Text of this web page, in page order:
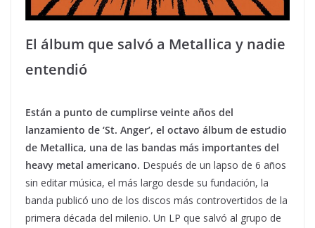
El álbum que salvó a Metallica y nadie
entendió
Están a punto de cumplirse veinte años del
lanzamiento de ‘St. Anger’, el octavo álbum de estudio
de Metallica, una de las bandas más importantes del
heavy metal americano. Después de un lapso de 6 años
sin editar música, el más largo desde su fundación, la
banda publicó uno de los discos más controvertidos de la
primera década del milenio. Un LP que salvó al grupo de